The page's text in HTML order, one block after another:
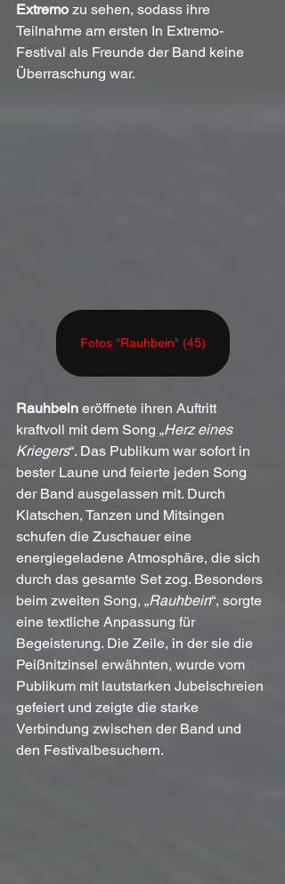
Extremo zu sehen, sodass ihre
Teilnahme am ersten In Extremo-
Festival als Freunde der Band keine
Überraschung war.
Fotos "Rauhbein" (45)
Rauhbein eröffnete ihren Auftritt
kraftvoll mit dem Song „Herz eines
Kriegers“. Das Publikum war sofort in
bester Laune und feierte jeden Song
der Band ausgelassen mit. Durch
Klatschen, Tanzen und Mitsingen
schufen die Zuschauer eine
energiegeladene Atmosphäre, die sich
durch das gesamte Set zog. Besonders
beim zweiten Song, „Rauhbein“, sorgte
eine textliche Anpassung für
Begeisterung. Die Zeile, in der sie die
Peißnitzinsel erwähnten, wurde vom
Publikum mit lautstarken Jubelschreien
gefeiert und zeigte die starke
Verbindung zwischen der Band und
den Festivalbesuchern.